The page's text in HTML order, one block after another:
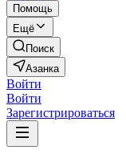
Помощь
Ещё
Поиск
Азанка
Войти
Войти
Зарегистрироваться